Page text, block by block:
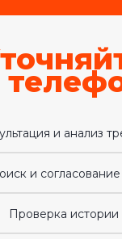
и анализ
и согласование
Проверка